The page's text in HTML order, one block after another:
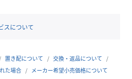
乾燥を行った場合、表記以上に縮
承下さい。）
合も、上記のとおり縮みが発生い
ご注意ください。
スについて
置き配について
交換・返品について
た場合
メーカー希望小売価格について